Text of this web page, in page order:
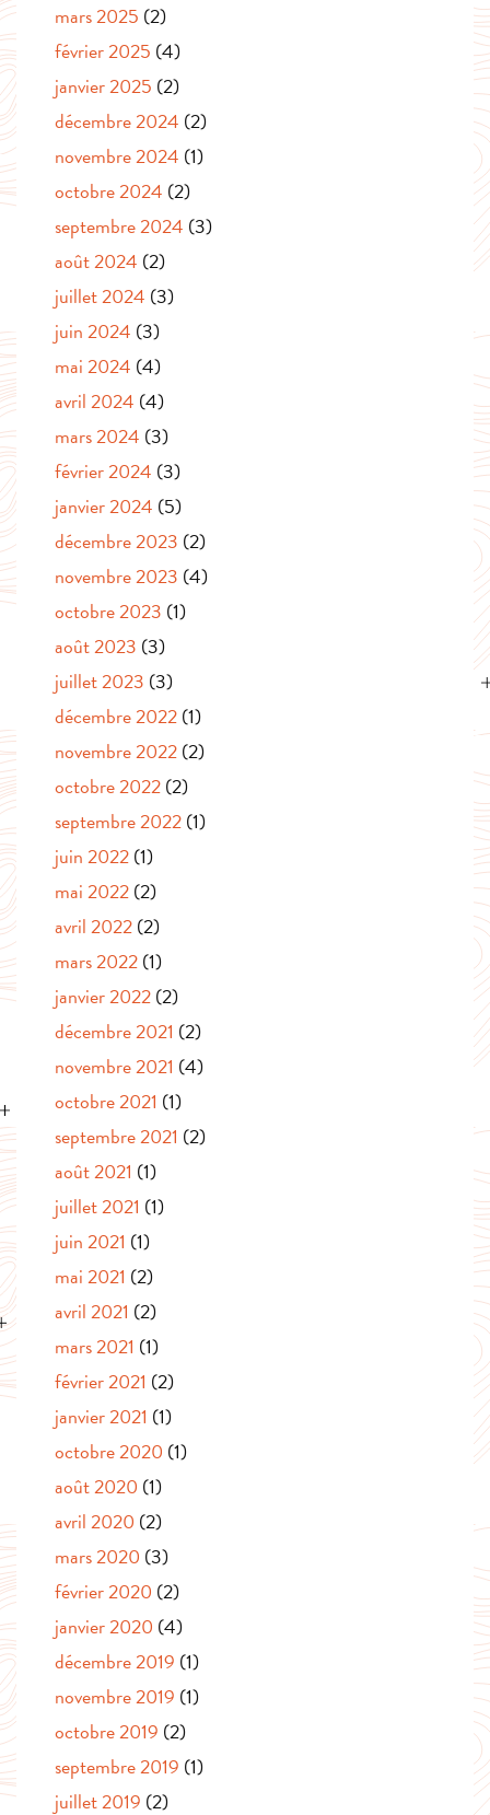
mars 2025 (2)
février 2025 (4)
janvier 2025 (2)
décembre 2024 (2)
novembre 2024 (1)
octobre 2024 (2)
septembre 2024 (3)
août 2024 (2)
juillet 2024 (3)
juin 2024 (3)
mai 2024 (4)
avril 2024 (4)
mars 2024 (3)
février 2024 (3)
janvier 2024 (5)
décembre 2023 (2)
novembre 2023 (4)
octobre 2023 (1)
août 2023 (3)
juillet 2023 (3)
décembre 2022(1)
novembre 2022(2)
octobre 2022(2)
septembre 2022(1)
juin 2022(1)
mai 2022(2)
avril 2022(2)
mars 2022(1)
janvier 2022(2)
décembre 2021 (2)
novembre 2021 (4)
octobre 2021 (1)
septembre 2021 (2)
août 2021 (1)
juillet 2021 (1)
juin 2021 (1)
mai 2021 (2)
avril 2021 (2)
mars 2021 (1)
février 2021 (2)
janvier 2021 (1)
octobre 2020 (1)
août 2020 (1)
avril 2020 (2)
mars 2020 (3)
février 2020 (2)
janvier 2020 (4)
décembre 2019 (1)
novembre 2019 (1)
octobre 2019 (2)
septembre 2019 (1)
juillet 2019 (2)